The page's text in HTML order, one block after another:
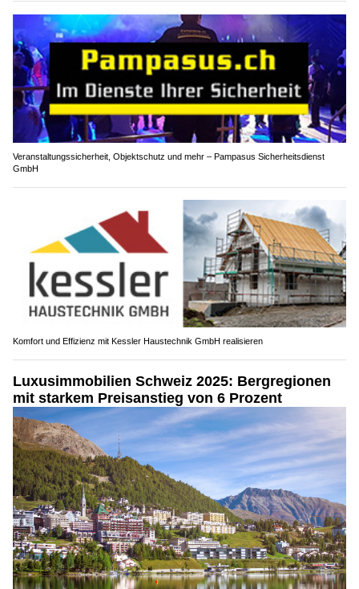
Veranstaltungssicherheit, Objektschutz und mehr – Pampasus Sicherheitsdienst
GmbH
Komfort und Effizienz mit Kessler Haustechnik GmbH realisieren
Luxusimmobilien Schweiz 2025: Bergregionen
mit starkem Preisanstieg von 6 Prozent